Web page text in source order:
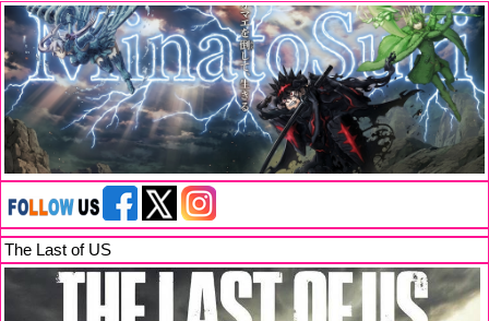
The Last of US